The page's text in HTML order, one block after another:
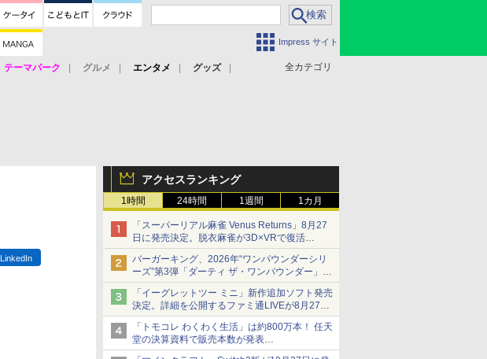
Impress サイト
全カテゴリ
テーマパーク グルメ エンタメ
グッズ
アクセスランキング
1時間 24時間 1週間 1カ月
「スーパーリアル麻雀 Venus Returns」8月27
日に発売決定。脱衣麻雀が3D×VRで復活
発売から2週間は20%オフになるセールが実施
バーガーキング、2026年“ワンパウンダーシリ
ーズ”第3弾「ダーティ ザ・ワンパウンダー」を
8月7日発売
「特製ガーリックマヨソース」を使用した超大
型チーズバーガー
「イーグレットツー ミニ」新作追加ソフト発売
決定。詳細を公開するファミ通LIVEが8月27日
20時から配信
シリーズ累計100タイトルへ
「トモコレ わくわく生活」は約800万本！ 任天
堂の決算資料で販売本数が発表
「ぽこポケ」は127万本に
LinkedIn